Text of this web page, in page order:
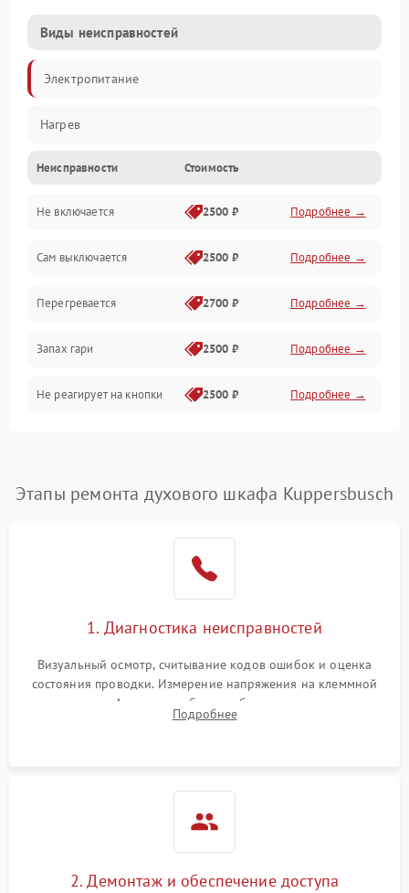
Виды неисправностей
Электропитание
Нагрев
Неисправности Стоимость
Не включается 2500 ₽ Подробнее →
Сам выключается 2500 ₽ Подробнее →
Перегревается 2700 ₽ Подробнее →
Запах гари 2500 ₽ Подробнее →
Не реагирует на кнопки 2500 ₽ Подробнее →
Этапы ремонта духового шкафа Kuppersbusch
1. Диагностика неисправностей
Визуальный осмотр, считывание кодов ошибок и оценка
состояния проводки. Измерение напряжения на клеммной
колодке. Анализ жалоб на проблемы с нагревом,
конвекцией, панелью управления или блокировкой дверцы.
Подробнее
2. Демонтаж и обеспечение доступа